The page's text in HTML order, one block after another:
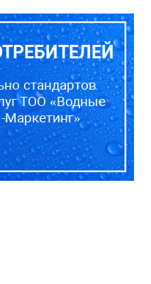
стандартов
ТОО «Водные
Маркетинг»